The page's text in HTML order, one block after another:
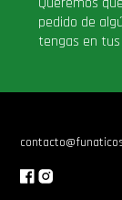
pedido de
tengas en